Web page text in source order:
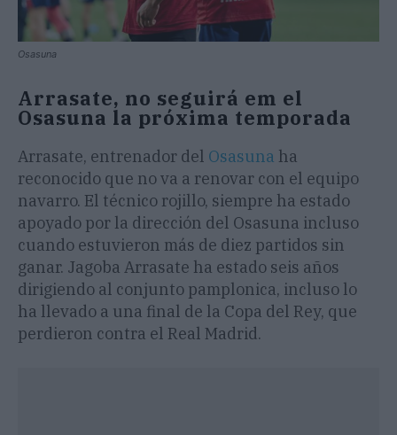
Osasuna
Arrasate, no seguirá em el
Osasuna la próxima temporada
Arrasate, entrenador del Osasuna ha
reconocido que no va a renovar con el equipo
navarro. El técnico rojillo, siempre ha estado
apoyado por la dirección del Osasuna incluso
cuando estuvieron más de diez partidos sin
ganar. Jagoba Arrasate ha estado seis años
dirigiendo al conjunto pamplonica, incluso lo
ha llevado a una final de la Copa del Rey, que
perdieron contra el Real Madrid.